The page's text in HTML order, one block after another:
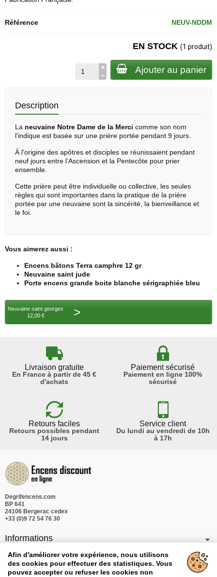
Référence NEUV-NDDM
EN STOCK (1 produit)
Ajouter au panier
Description
La neuvaine Notre Dame de la Merci comme son nom
l'indique est basée sur une prière portée pendant 9 jours.
À l'origine des apôtres et disciples se réunissaient pendant
neuf jours entre l’Ascension et la Pentecôte pour prier
ensemble.
Cette prière peut être individuelle ou collective, les seules
règles qui sont importantes dans la pratique de la prière
portée par une neuvaine sont la sincérité, la bienveillance et
le foi.
Vous aimerez aussi :
Encens bâtons Terra camphre 12 gr
Neuvaine saint jude
Porte encens grande boite blanche sérigraphiée bleu
Neuvaine saint georges
12,00 €
>
Livraison gratuite
En France à partir de 45 €
d'achats
Paiement sécurisé
Paiement en ligne 100%
sécurisé
Retours faciles
Retours possibles pendant
14 jours
Service client
Du lundi au vendredi de 10h
à 17h
Degrifencens.com
BP 641
24106 Bergerac cedex
+33 (0)9 72 54 76 30
Informations
Nos produits
Notre société
Afin d'améliorer votre expérience, nous utilisons
des cookies pour effectuer des statistiques. Vous
pouvez accepter ou refuser les cookies non